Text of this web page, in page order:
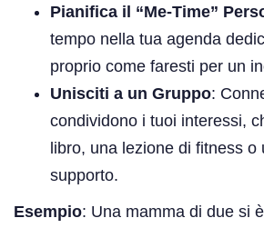
Pianifica il “Me-Time”
tempo nella tua agenda
proprio come faresti per un
Unisciti a un Gruppo:
condividono i tuoi interessi,
libro, una lezione di fitness o
supporto.
Esempio: Una mamma di due si